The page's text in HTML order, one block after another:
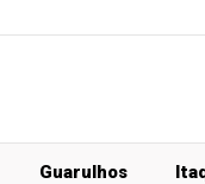
Guarulhos